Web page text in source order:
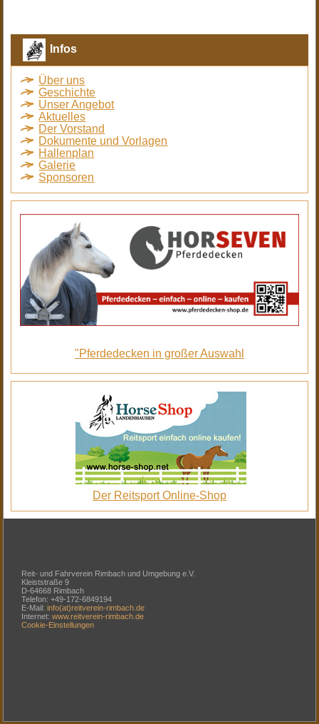
Infos
Über uns
Geschichte
Unser Angebot
Aktuelles
Der Vorstand
Dokumente und Vorlagen
Hallenplan
Galerie
Sponsoren
"Pferdedecken in großer Auswahl
Der Reitsport Online-Shop
Reit- und Fahrverein Rimbach und Umgebung e.V.
Kleiststraße 9
D-64668 Rimbach
Telefon: +49-172-6849194
E-Mail:info(at)reitverein-rimbach.de
Internet:www.reitverein-rimbach.de
Cookie-Einstellungen